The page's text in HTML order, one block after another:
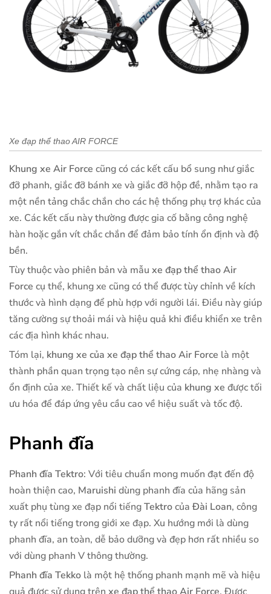
Xe đạp thể thao AIR FORCE
Khung xe Air Force cũng có các kết cấu bổ sung như giắc
đỡ phanh, giắc đỡ bánh xe và giắc đỡ hộp đề, nhằm tạo ra
một nền tảng chắc chắn cho các hệ thống phụ trợ khác của
xe. Các kết cấu này thường được gia cố bằng công nghệ
hàn hoặc gắn vít chắc chắn để đảm bảo tính ổn định và độ
bền.
Tùy thuộc vào phiên bản và mẫu xe đạp thể thao Air
Force cụ thể, khung xe cũng có thể được tùy chỉnh về kích
thước và hình dạng để phù hợp với người lái. Điều này giúp
tăng cường sự thoải mái và hiệu quả khi điều khiển xe trên
các địa hình khác nhau.
Tóm lại, khung xe của xe đạp thể thao Air Force là một
thành phần quan trọng tạo nên sự cứng cáp, nhẹ nhàng và
ổn định của xe. Thiết kế và chất liệu của khung xe được tối
ưu hóa để đáp ứng yêu cầu cao về hiệu suất và tốc độ.
Phanh đĩa
Phanh đĩa Tektro: Với tiêu chuẩn mong muốn đạt đến độ
hoàn thiện cao, Maruishi dùng phanh đĩa của hãng sản
xuất phụ tùng xe đạp nổi tiếngTektrocủa Đài Loan, công
ty rất nổi tiếng trong giới xe đạp. Xu hướng mới là dùng
phanh đĩa, an toàn, dễ bảo dưỡng và đẹp hơn rất nhiều so
với dùng phanh V thông thường.
Phanh đĩa Tekko là một hệ thống phanh mạnh mẽ và hiệu